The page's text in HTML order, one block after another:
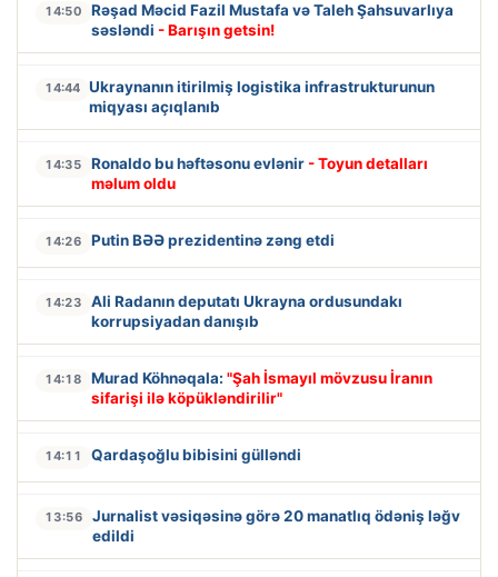
14:50
Rəşad Məcid Fazil Mustafa və Taleh Şahsuvarlıya
səsləndi - Barışın getsin!
14:44 Ukraynanın itirilmiş logistika infrastrukturunun
miqyası açıqlanıb
14:35 Ronaldo bu həftəsonu evlənir - Toyun detalları
məlum oldu
14:26 Putin BƏƏ prezidentinə zəng etdi
14:23
Ali Radanın deputatı Ukrayna ordusundakı
korrupsiyadan danışıb
14:18 Murad Köhnəqala: "Şah İsmayıl mövzusu İranın
sifarişi ilə köpükləndirilir"
14:11 Qardaşoğlu bibisini gülləndi
13:56
Jurnalist vəsiqəsinə görə 20 manatlıq ödəniş ləğv
edildi